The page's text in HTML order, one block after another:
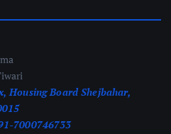
Housing Board Shejbahar,
7000746733